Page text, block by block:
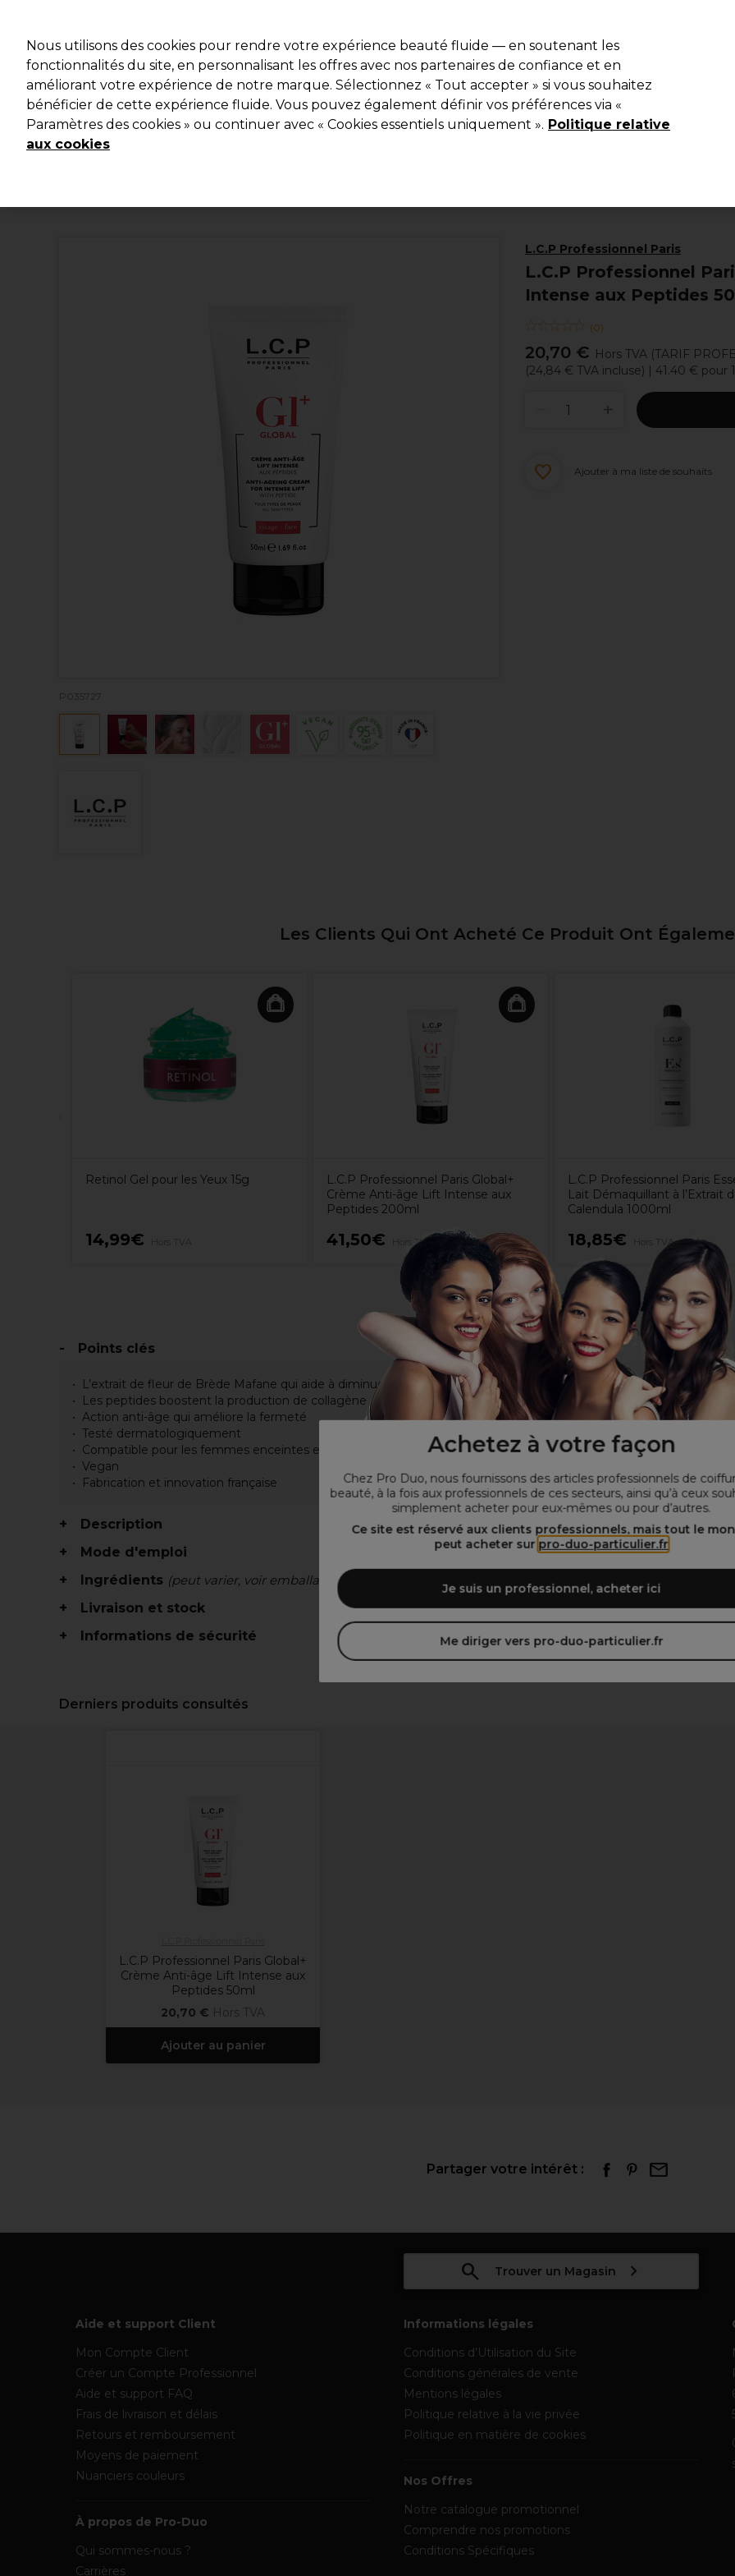
Achetez à votre façon
Chez Pro Duo, nous fournissons des articles professionnels de
beauté, à la fois aux professionnels de ces secteurs, ainsi qu’à ceux
simplement acheter pour eux-mêmes ou pour d’autres.
Ce site est réservé aux clients professionnels, mais tout le
peut acheter sur pro-duo-particulier.fr
Je suis un professionnel, acheter ici
Me diriger vers pro-duo-particulier.fr
Rechercher
Marques Bons plans Coiffure Electro et Matériel Equipement de salon Beauté Hommes Les
Livraison et délais
L.C.P Professionnel Paris
L.C.P Professionnel
Intense aux Peptides
(0)
20,70 € Hors TVA (TARIF
(24,84 € TVA incluse) | 41.40 € pour
P035727
Ajouter à ma liste de souhaits
Les Clients Qui Ont Acheté Ce Produit Ont
Retinol Gel pour les Yeux 15g
14,99€
L.C.P Professionnel Paris Global+
Crème Anti-âge Lift Intense aux
Peptides 200ml
41,50€ Hors TVA
L.C.P Professionnel Paris
Lait Démaquillant à l’Extrait
Calendula 1000ml
18,85€ Hors TVA
Points clés
L’extrait de fleur de Brède Mafane qui aide à diminuer la formation des rides et réduit l’aspect froissé du visage
Les peptides boostent la production de collagène et le protègent des dégradations
Action anti-âge qui améliore la fermeté
Testé dermatologiquement
Compatible pour les femmes enceintes et allaitantes
Vegan
Fabrication et innovation française
Description
Mode d'emploi
Ingrédients (peut varier, voir emballage)
Livraison et stock
Informations de sécurité
Derniers produits consultés
L.C.P Professionnel Paris Global+
Crème Anti-âge Lift Intense aux
Peptides 50ml
20,70 € Hors TVA
Ajouter au panier
Partager votre intérêt :
Trouver un Magasin
Aide et support Client
Mon Compte Client
Créer un Compte Professionnel
Aide et support FAQ
Frais de livraison et délais
Retours et remboursement
Moyens de paiement
Nuanciers couleurs
À propos de Pro-Duo
Qui sommes-nous ?
Carrières
Informations légales
Conditions d’Utilisation du Site
Conditions générales de vente
Mentions légales
Politique relative à la vie privée
Politique en matière de cookies
Nos Offres
Notre catalogue promotionnel
Comprendre nos promotions
Conditions Spécifiques
Nous utilisons des cookies pour rendre votre expérience beauté fluide — en soutenant les
fonctionnalités du site, en personnalisant les offres avec nos partenaires de confiance et en
améliorant votre expérience de notre marque. Sélectionnez « Tout accepter » si vous souhaitez
bénéficier de cette expérience fluide. Vous pouvez également définir vos préférences via «
Paramètres des cookies » ou continuer avec « Cookies essentiels uniquement ». Politique relative
aux cookies